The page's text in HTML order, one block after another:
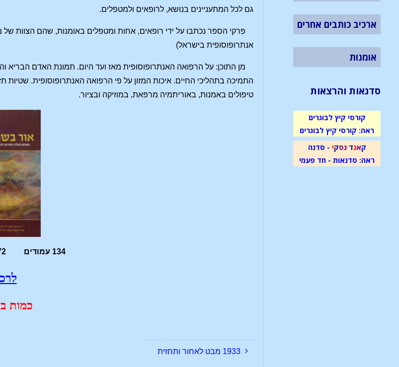
גם לכל המתעניינים בנושא, לרופאים ולמטפלים.
פרקי הספר נכתבו על ידי רופאים, אחות ומטפלים באומנות, שהם הצוות
אנתרופוסופית בישראל)
מן התוכן: על הרפואה האנתרופוסופית מאז ועד היום. תמונת האדם הבריא
התמיכה בתהליכי החיים. איכות המזון על פי הרפואה האנתרופוסופית.
טיפולים באמנות, באוריתמיה מרפאת, במוזיקה ובציור.
134 עמודים 72 ₪ הוצאת הרדוף
כמות
1933 מבט לאחור ותחזית
ארכיב כותבים אחרים
אומנות
סדנאות והרצאות
קורסי קיץ לבוגרים
ראה: קורסי קיץ לבוגרים
קאנדינסקי - סדנה
ראה: סדנאות - חד פעמי